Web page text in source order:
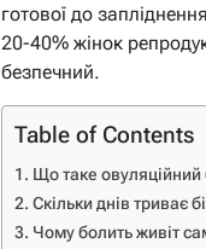
готової до
20-40% жінок
безпечний.
Table of Contents
Що таке овуляційний
Скільки днів триває
Чому болить живіт